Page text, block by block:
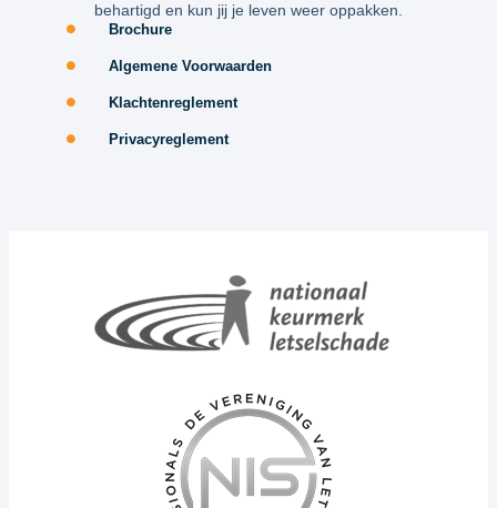
behartigd en kun jij je leven weer oppakken.
Brochure
Algemene Voorwaarden
Klachtenreglement
Privacyreglement